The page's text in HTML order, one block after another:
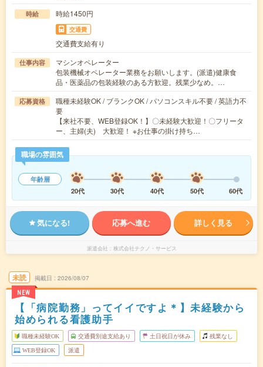
時給 時給1450円
交通費
交通費支給有り
仕事内容
マシンオペレーター
包装機械オペレーター業務をお願いします。(派遣)健康食
品・医薬品の包装経験のある方歓迎。残業少なめ。…
応募資格
職種未経験OK / ブランクOK / パソコンスキル不要 / 英語力不
要
【来社不要、WEB登録OK！】〇未経験大歓迎！〇フリータ
ー、主婦(夫) 大歓迎！ ※お仕事の掛け持ち…
職場の雰囲気
年齢層
20代
30代 40代 50代 60代
気になる! 応募へ進む 詳しく見る
派遣会社 株式会社テクノ・サービス
未読
NEW
掲載日 2026/08/07
【「病院勤務」ってイイですよ＊】未経験から
始められる看護助手
職種未経験OK 交通費別途支給あり 土日祝日が休み 残業なし
WEB登録OK 派遣